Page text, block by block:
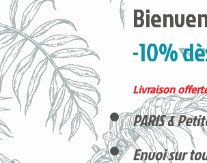
-10%
Livraison
PARIS &
Envoi sur